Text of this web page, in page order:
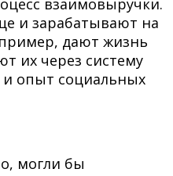
взаимовыручки.
и зарабатывают на
дают жизнь
их через систему
и опыт социальных
могли бы